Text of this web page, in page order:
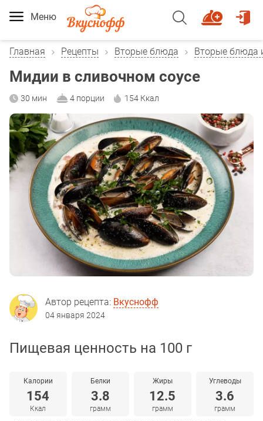
Меню
Главная Рецепты Вторые блюда Вторые блюда
Мидии в сливочном соусе
30 мин 4 порции 154 Ккал
Автор рецепта: Вкуснофф
04 января 2024
Пищевая ценность на 100 г
Калории
154
Ккал
Белки
3.8
грамм
Жиры
12.5
грамм
Углеводы
3.6
грамм